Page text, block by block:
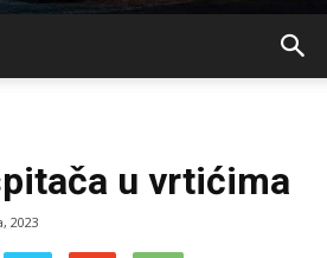
u vrtićima
2023